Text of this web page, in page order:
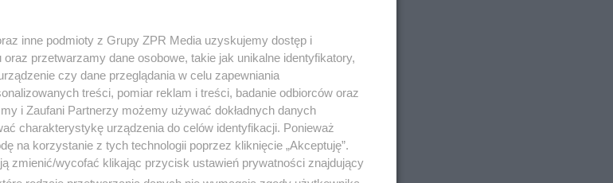
w Skórcu, drugie Warsztat Terapii
inne podmioty z Grupy ZPR Media uzyskujemy dostęp i
przetwarzamy dane osobowe, takie jak unikalne identyfikatory,
czy dane przeglądania w celu zapewniania
treści, pomiar reklam i treści, badanie odbiorców oraz
i Zaufani Partnerzy możemy używać dokładnych danych
charakterystykę urządzenia do celów identyfikacji. Ponieważ
na korzystanie z tych technologii poprzez kliknięcie „Akceptuję”.
zmienić/wycofać klikając przycisk ustawień prywatności znajdujący